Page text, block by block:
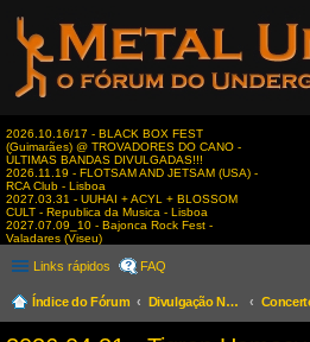
2026.10.16/17 - BLACK BOX FEST
(Guimarães) @ TROVADORES DO CANO -
ÚLTIMAS BANDAS DIVULGADAS!!!
2026.11.19 - FLOTSAM AND JETSAM (USA) -
RCA Club - Lisboa
2027.03.31 - UUHAI + ACYL + BLOSSOM
CULT - Republica da Musica - Lisboa
2027.07.09_10 - Bajonca Rock Fest -
Valadares (Viseu)
Links rápidos FAQ
Índice do Fórum Divulgação Nacional